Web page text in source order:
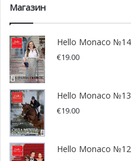
HelloMonaco:
борьбы со СПИДом и
заниматься. Можно ли
результатах?
Магазин
Hello Monaco
€19.00
Hello Monaco
€19.00
Hello Monaco